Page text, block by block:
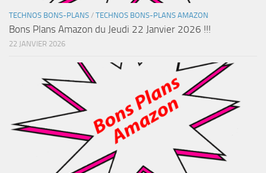
TECHNOS BONS-PLANS / TECHNOS BONS-PLANS AMAZON
Bons Plans Amazon du Jeudi 22 Janvier 2026 !!!
22 JANVIER 2026